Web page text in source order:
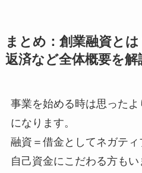
まとめ：創業融資と
返済など全体概要を解
事業を始める時は思った
になります。
融資＝借金としてネガティ
自己資金にこだわる方も